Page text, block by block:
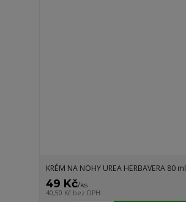
KRÉM NA NOHY UREA HERBAVERA 80 ml
49 Kč/ks
40,50 Kč bez DPH